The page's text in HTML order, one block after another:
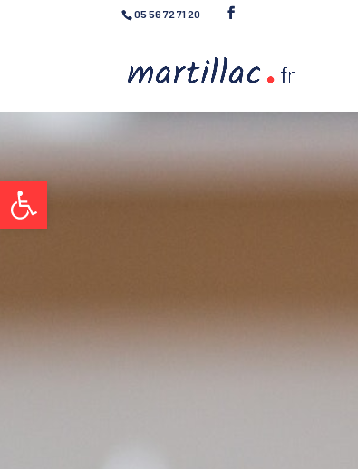
Ouvrir la barre d’outils
05 56 72 71 20